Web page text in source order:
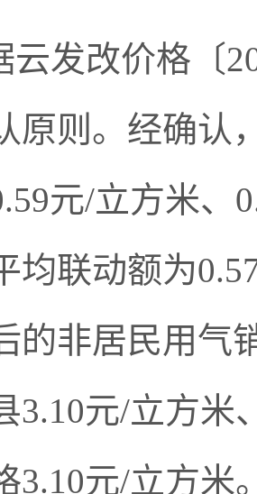
云发改价格〔
原则。经确认
元/立方米、
均联动额为
的非居民用气
3.10元/立方米
3.10元/立方米